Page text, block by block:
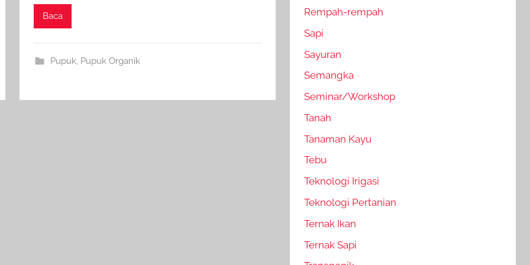
Baca
Pupuk, Pupuk Organik
Rempah-rempah
Sapi
Sayuran
Semangka
Seminar/Workshop
Tanah
Tanaman Kayu
Tebu
Teknologi Irigasi
Teknologi Pertanian
Ternak Ikan
Ternak Sapi